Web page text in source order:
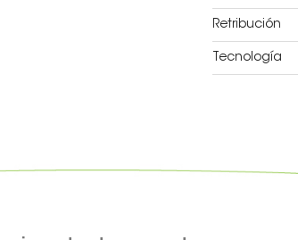
Retribución
Tecnología